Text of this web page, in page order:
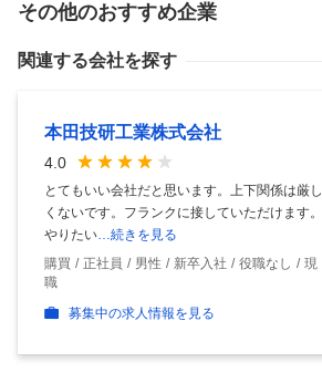
その他のおすすめ企業
関連する会社を探す
本田技研工業株式会社
4.0
とてもいい会社だと思います。上下関係は厳し
くないです。フランクに接していただけます。
やりたい …続きを見る
購買
正社員 男性 新卒入社 役職なし
現
職
募集中の求人情報を見る